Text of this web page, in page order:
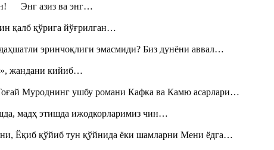
Энг азиз ва энг…
қалб қўрига йўғрилган…
эринчоқлиги эмасмиди? Биз дунёни аввал…
жандани кийиб…
Муроднинг ушбу романи Кафка ва Камю асарлари…
мадҳ этишда ижодкорларимиз чин…
Ёқиб қўйиб тун қўйнида ёки шамларни Мени ёдга…